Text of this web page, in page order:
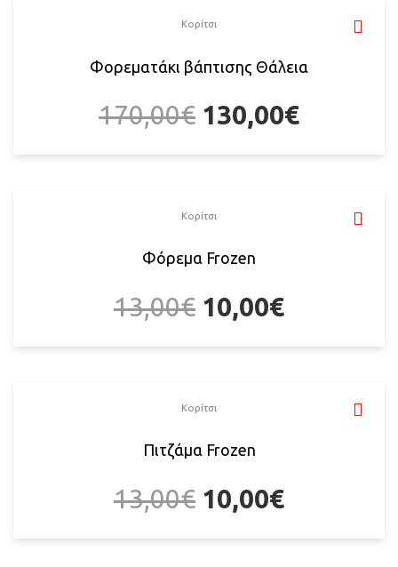
Κορίτσι
Φορεματάκι βάπτισης Θάλεια
170,00€ 130,00€
Κορίτσι
Φόρεμα Frozen
13,00€ 10,00€
Κορίτσι
Πιτζάμα Frozen
13,00€ 10,00€